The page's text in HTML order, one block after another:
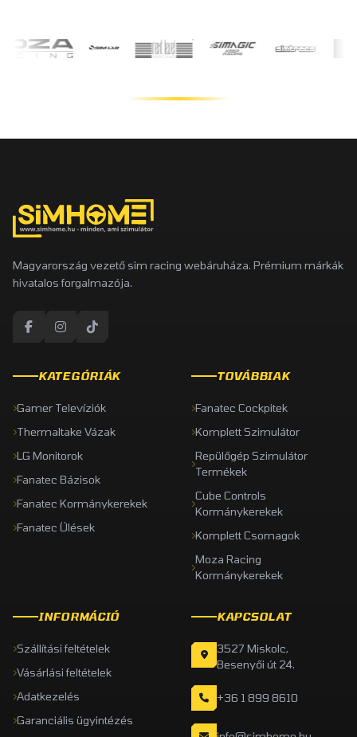
Magyarország vezető sim racing webáruháza. Prémium márkák
hivatalos forgalmazója.
KATEGÓRIÁK
Gamer Televíziók
Thermaltake Vázak
LG Monitorok
Fanatec Bázisok
Fanatec Kormánykerekek
Fanatec Ülések
TOVÁBBIAK
Fanatec Cockpitek
Komplett Szimulátor
Repülőgép Szimulátor
Termékek
Cube Controls
Kormánykerekek
Komplett Csomagok
Moza Racing
Kormánykerekek
INFORMÁCIÓ
Szállítási feltételek
Vásárlási feltételek
Adatkezelés
Garanciális ügyintézés
KAPCSOLAT
3527 Miskolc,
Besenyői út 24.
+36 1 899 8610